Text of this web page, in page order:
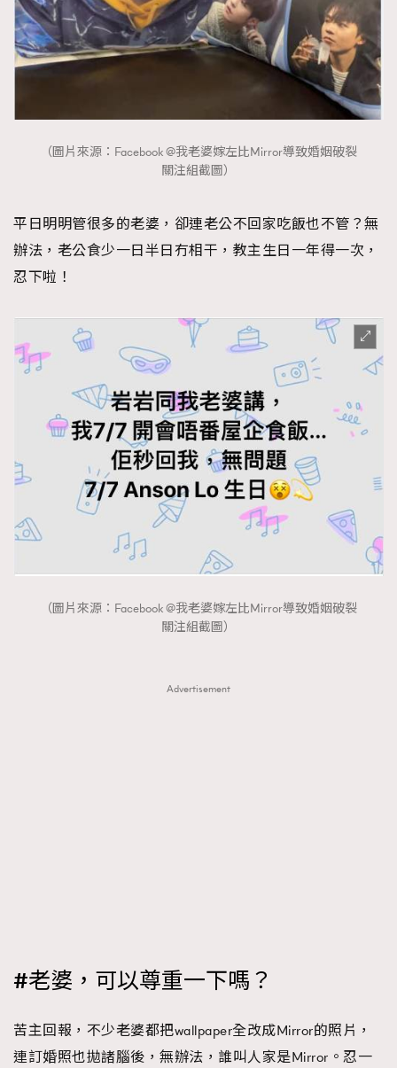
（圖片來源：Facebook @我老婆嫁左比Mirror導致婚姻破裂
關注組截圖）
平日明明管很多的老婆，卻連老公不回家吃飯也不管？無
辦法，老公食少一日半日冇相干，教主生日一年得一次，
忍下啦！
（圖片來源：Facebook @我老婆嫁左比Mirror導致婚姻破裂
關注組截圖）
Advertisement
#老婆，可以尊重一下嗎？
苦主回報，不少老婆都把wallpaper全改成Mirror的照片，
連訂婚照也拋諸腦後，無辦法，誰叫人家是Mirror。忍一